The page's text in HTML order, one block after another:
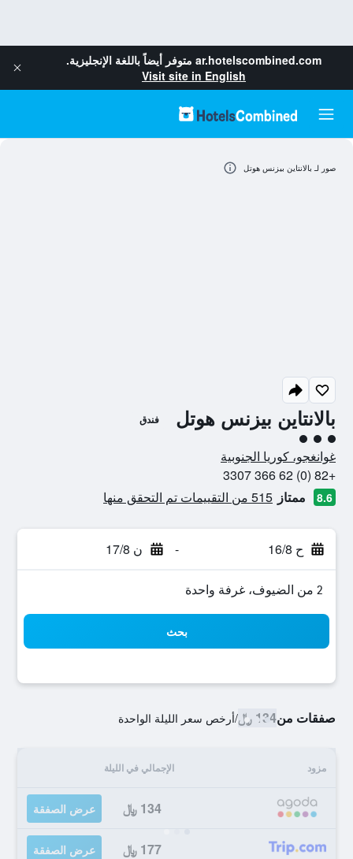
ar.hotelscombined.com متوفر أيضاً باللغة الإنجليزية.
Visit site in English
بالانتاين بيزنس هوتل فندق
تقييم فئة 3
غوانغجو، كوريا الجنوبية
+82 (0) 62 366 3307
8.6 ممتاز 515 من التقييمات تم التحقق منها
ح 16/8 - ن 17/8
2 من الضيوف، غرفة واحدة
بحث
صفقات من134 ﷼ /أرخص سعر الليلة الواحدة
مزود الإجمالي في الليلة
134 ﷼ عرض الصفقة
177 ﷼ عرض الصفقة
صور لـ بالانتاين بيزنس هوتل